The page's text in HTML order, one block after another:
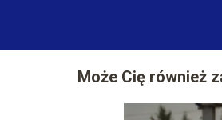
Może Cię również